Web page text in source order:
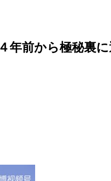
年前から極秘裏に